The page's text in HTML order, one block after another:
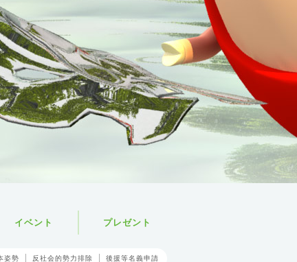
イベント プレゼント
姿勢 反社会的勢力排除 後援等名義申請